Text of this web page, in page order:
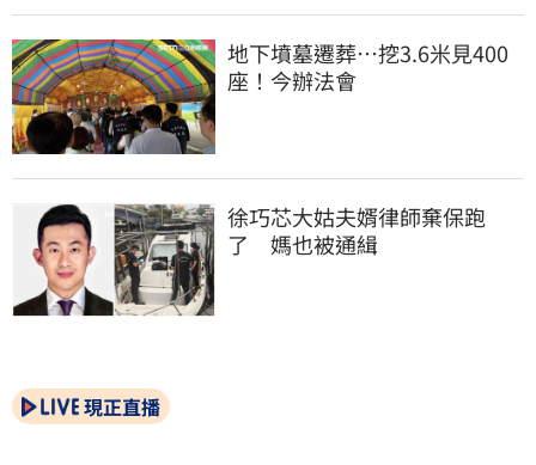
地下墳墓遷葬…挖3.6米見400
座！今辦法會
徐巧芯大姑夫婿律師棄保跑
了　媽也被通緝
現正直播